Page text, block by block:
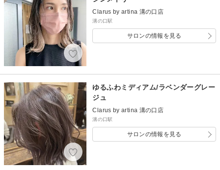
Clarus by artina 溝の口店
溝の口駅
サロンの情報を見る
ゆるふわミディアム/ラベンダーグレー
ジュ
Clarus by artina 溝の口店
溝の口駅
サロンの情報を見る